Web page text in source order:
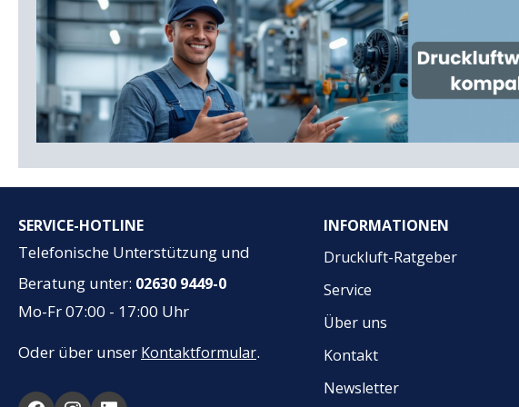
SERVICE-HOTLINE
Telefonische Unterstützung und
Beratung unter: 02630 9449-0
Mo-Fr 07:00 - 17:00 Uhr
Oder über unser Kontaktformular.
INFORMATIONEN
Druckluft-Ratgeber
Service
Über uns
Kontakt
Newsletter